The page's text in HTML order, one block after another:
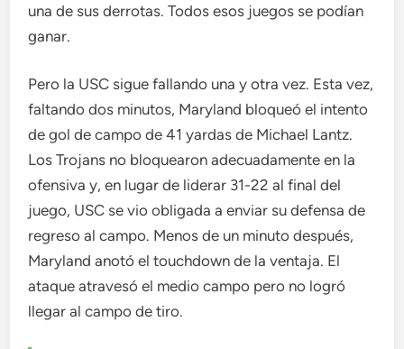
una de sus derrotas. Todos esos juegos se podían
ganar.
Pero la USC sigue fallando una y otra vez. Esta vez,
faltando dos minutos, Maryland bloqueó el intento
de gol de campo de 41 yardas de Michael Lantz.
Los Trojans no bloquearon adecuadamente en la
ofensiva y, en lugar de liderar 31-22 al final del
juego, USC se vio obligada a enviar su defensa de
regreso al campo. Menos de un minuto después,
Maryland anotó el touchdown de la ventaja. El
ataque atravesó el medio campo pero no logró
llegar al campo de tiro.